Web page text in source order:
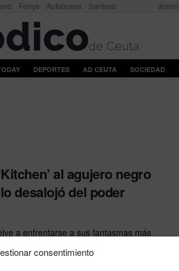
consentimiento
Ferrys Autobuses Santoral
DEPORTES AD CEUTA SOCIEDAD
al agujero negro
desalojó del poder
a enfrentarse a sus fantasmas más